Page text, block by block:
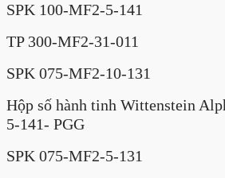
SPK 100-MF2-5-141
TP 300-MF2-31-011
SPK 075-MF2-10-131
Hộp số hành tinh Wittenstein
5-141- PGG
SPK 075-MF2-5-131